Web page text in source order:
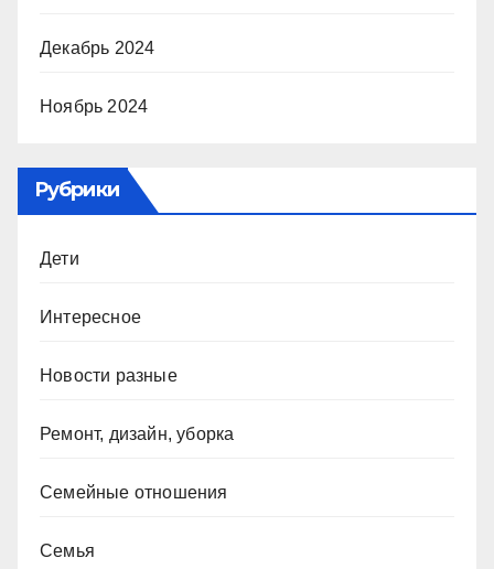
Декабрь 2024
Ноябрь 2024
Рубрики
Дети
Интересное
Новости разные
Ремонт, дизайн, уборка
Семейные отношения
Семья